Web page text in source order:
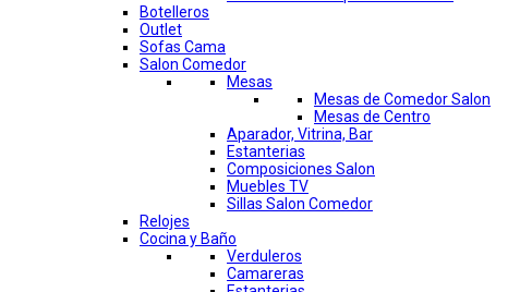
Botelleros
Outlet
Sofas Cama
Salon Comedor
Mesas
Mesas de Comedor Salon
Mesas de Centro
Aparador, Vitrina, Bar
Estanterias
Composiciones Salon
Muebles TV
Sillas Salon Comedor
Relojes
Cocina y Baño
Verduleros
Camareras